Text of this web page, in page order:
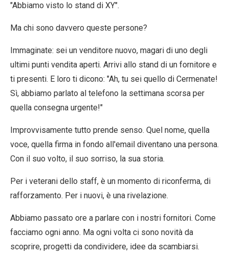
"Abbiamo visto lo stand di XY".
Ma chi sono davvero queste persone?
Immaginate: sei un venditore nuovo, magari di uno degli
ultimi punti vendita aperti. Arrivi allo stand di un fornitore e
ti presenti. E loro ti dicono: "Ah, tu sei quello di Cermenate!
Sì, abbiamo parlato al telefono la settimana scorsa per
quella consegna urgente!"
Improvvisamente tutto prende senso. Quel nome, quella
voce, quella firma in fondo all'email diventano una persona.
Con il suo volto, il suo sorriso, la sua storia.
Per i veterani dello staff, è un momento di riconferma, di
rafforzamento. Per i nuovi, è una rivelazione.
Abbiamo passato ore a parlare con i nostri fornitori. Come
facciamo ogni anno. Ma ogni volta ci sono novità da
scoprire, progetti da condividere, idee da scambiarsi.